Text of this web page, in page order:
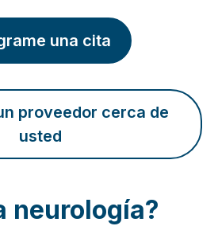
una cita
proveedor cerca de
usted
neurología?